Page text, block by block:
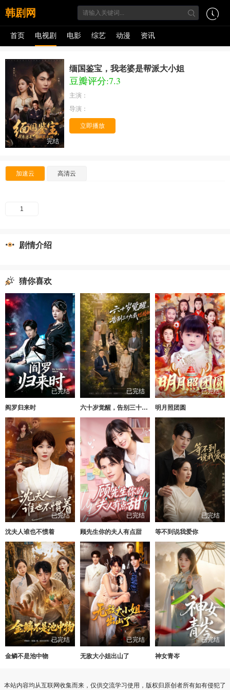
韩剧网
首页 电视剧 电影 综艺 动漫 资讯
完结
缅国鉴宝，我老婆是帮派大小姐
豆瓣评分:7.3
主演：
导演：
立即播放
加速云 高清云
1
剧情介绍
猜你喜欢
已完结
阎罗归来时
已完结
六十岁觉醒，告别三十九载烂婚姻
已完结
明月照团圆
已完结
沈夫人谁也不惯着
已完结
顾先生你的夫人有点甜
已完结
等不到说我爱你
已完结
金鳞不是池中物
已完结
无敌大小姐出山了
已完结
神女青岑
本站内容均从互联网收集而来，仅供交流学习使用，版权归原创者所有如有侵犯了